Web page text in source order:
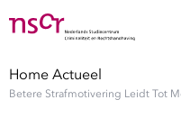
Home Actueel
Betere Strafmotivering Leidt Tot